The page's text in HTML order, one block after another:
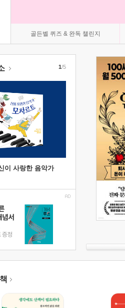
골든벨 퀴즈 & 완독 챌린지
이 사랑한 음악가
1/5